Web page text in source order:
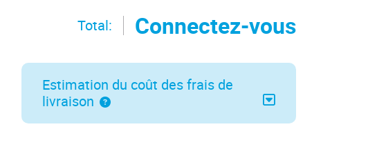
Total: Connectez-vous
Estimation du coût des frais de
livraison